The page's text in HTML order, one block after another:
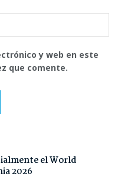
y web en este
que comente.
el World
2026